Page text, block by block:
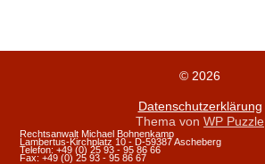
© 2026
Datenschutzerklärung
Thema von WP Puzzle
Rechtsanwalt Michael Bohnenkamp
Lambertus-Kirchplatz 10 - D-59387 Ascheberg
Telefon: +49 (0) 25 93 - 95 86 66
Fax: +49 (0) 25 93 - 95 86 67